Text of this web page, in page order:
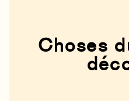
Choses